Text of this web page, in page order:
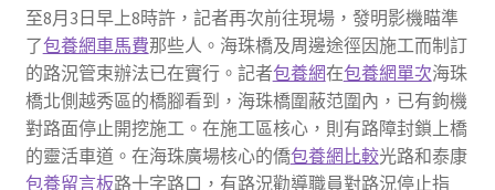
至8月3日早上8時許，記者再次前往現場，發明影機瞄準
了包養網車馬費那些人。海珠橋及周邊途徑因施工而制訂
的路況管束辦法已在實行。記者包養網在包養網單次海珠
橋北側越秀區的橋腳看到，海珠橋圍蔽范圍內，已有鉤機
對路面停止開挖施工。在施工區核心，則有路障封鎖上橋
的靈活車道。在海珠廣場核心的僑包養網比較光路和泰康
包養留言板路十字路口，有路況勸導職員對路況停止指